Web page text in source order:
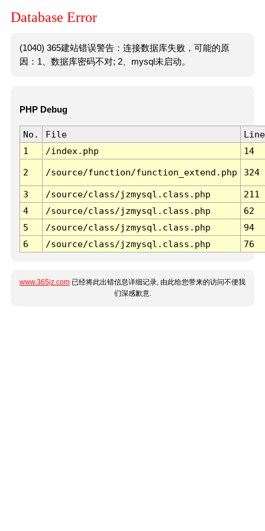
Database Error
(1040) 365建站错误警告：连接数据库失败，可能的原
因：1、数据库密码不对; 2、mysql未启动。
PHP Debug
No. File
Line
1
/index.php 14
2 /source/function/function_extend.php 324
3 /source/class/jzmysql.class.php
211
4
/source/class/jzmysql.class.php
62
5
/source/class/jzmysql.class.php
94
6
/source/class/jzmysql.class.php 76
www.365jz.com 已经将此出错信息详细记录, 由此给您带来的访问不便我
们深感歉意.